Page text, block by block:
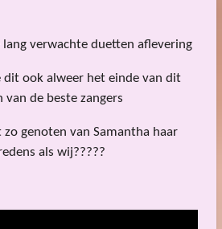
lang verwachte duetten aflevering
dit ook alweer het einde van dit
van de beste zangers
genoten van Samantha haar
als wij?????